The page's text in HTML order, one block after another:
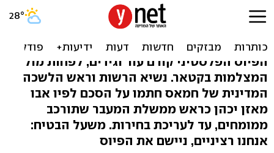
חתם עם משעל: אבו מאזן
יהיה ראש הממשלה
הפיוס הפלסטיני קורם עור וגידים, לפחות מול
המצלמות בקטאר. נשיא הרשות וראש הלשכה
המדינית של חמאס חתמו על הסכם לפיו אבו
מאזן יכהן כראש ממשלת המעבר שתורכב
ממומחים, עד לעריכת בחירות. משעל הבטיח:
אנחנו רציניים, ניישם את הפיוס